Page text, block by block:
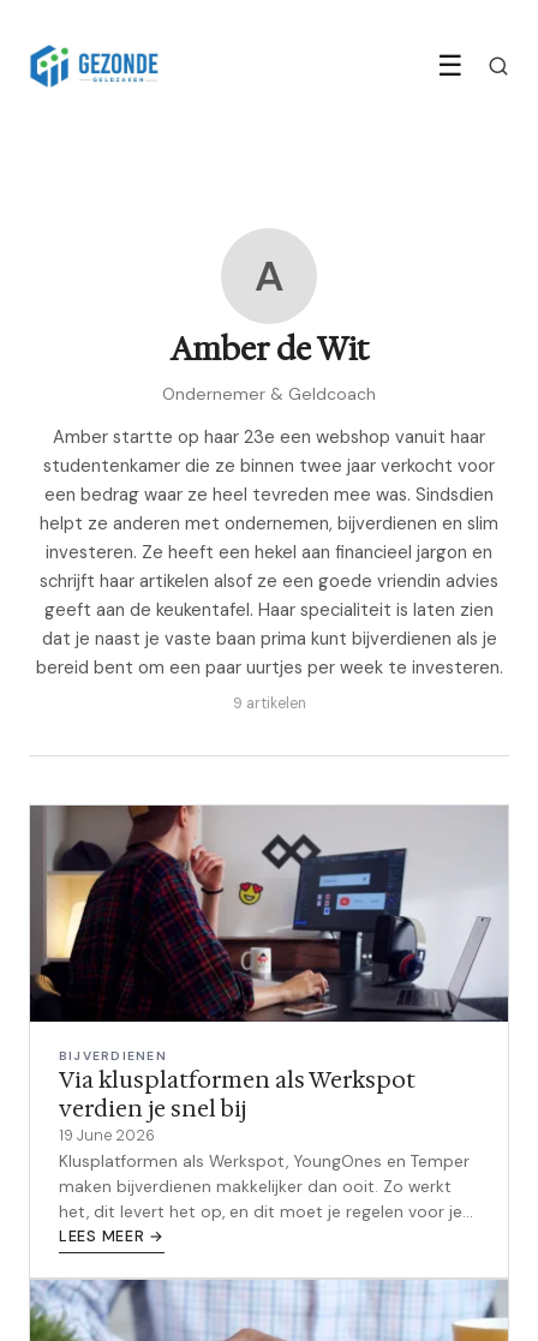
☰
A
Amber de Wit
Ondernemer & Geldcoach
Amber startte op haar 23e een webshop vanuit haar
studentenkamer die ze binnen twee jaar verkocht voor
een bedrag waar ze heel tevreden mee was. Sindsdien
helpt ze anderen met ondernemen, bijverdienen en slim
investeren. Ze heeft een hekel aan financieel jargon en
schrijft haar artikelen alsof ze een goede vriendin advies
geeft aan de keukentafel. Haar specialiteit is laten zien
dat je naast je vaste baan prima kunt bijverdienen als je
bereid bent om een paar uurtjes per week te investeren.
9 artikelen
BIJVERDIENEN
Via klusplatformen als Werkspot
verdien je snel bij
19 June 2026
Klusplatformen als Werkspot, YoungOnes en Temper
maken bijverdienen makkelijker dan ooit. Zo werkt
het, dit levert het op, en dit moet je regelen voor je
begint.
LEES MEER →